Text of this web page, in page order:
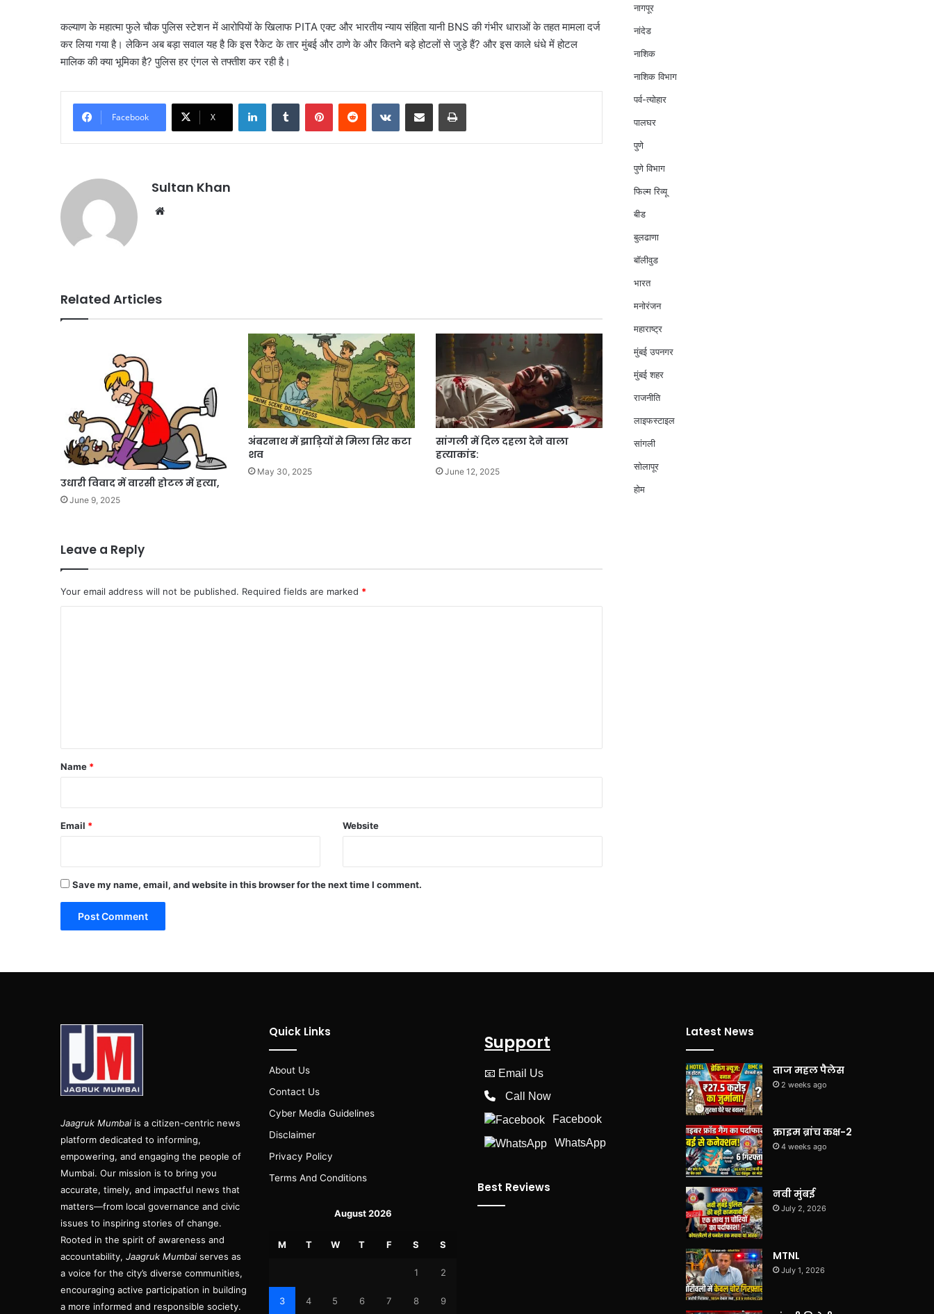
कल्याण के महात्मा फुले चौक पुलिस स्टेशन में आरोपियों के खिलाफ PITA एक्ट और भारतीय न्याय संहिता यानी BNS की गंभीर धाराओं के तहत मामला दर्ज
कर लिया गया है। लेकिन अब बड़ा सवाल यह है कि इस रैकेट के तार मुंबई और ठाणे के और कितने बड़े होटलों से जुड़े हैं? और इस काले धंधे में होटल
मालिक की क्या भूमिका है? पुलिस हर एंगल से तफ्तीश कर रही है।
Facebook X
Sultan Khan
Related Articles
उधारी विवाद में वारसी होटल में हत्या,
June 9, 2025
अंबरनाथ में झाड़ियों से मिला सिर कटा
शव
May 30, 2025
सांगली में दिल दहला देने वाला
हत्याकांड:
June 12, 2025
Leave a Reply
Your email address will not be published. Required fields are marked *
*
Name *
Email * Website
Save my name, email, and website in this browser for the next time I comment.
नागपूर
नांदेड
नाशिक
नाशिक विभाग
पर्व-त्योहार
पालघर
पुणे
पुणे विभाग
फिल्म रिव्यू
बीड
बुलढाणा
बॉलीवुड
भारत
मनोरंजन
महाराष्ट्र
मुंबई उपनगर
मुंबई शहर
राजनीति
लाइफस्टाइल
सांगली
सोलापूर
होम
Jaagruk Mumbai is a citizen-centric news
platform dedicated to informing,
empowering, and engaging the people of
Mumbai. Our mission is to bring you
accurate, timely, and impactful news that
matters—from local governance and civic
issues to inspiring stories of change.
Rooted in the spirit of awareness and
accountability, Jaagruk Mumbai serves as
a voice for the city’s diverse communities,
encouraging active participation in building
a more informed and responsible society.
Quick Links
About Us
Contact Us
Cyber Media Guidelines
Disclaimer
Privacy Policy
Terms And Conditions
August 2026
M T W T F S S
1 2
3 4 5 6 7 8 9
Support
📧 Email Us
Call Now
Facebook
WhatsApp
Best Reviews
Latest News
ताज महल पैलेस
2 weeks ago
क्राइम ब्रांच कक्ष-2
4 weeks ago
नवी मुंबई
July 2, 2026
MTNL
July 1, 2026